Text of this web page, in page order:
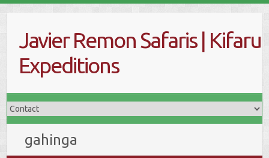
Javier Remon Safaris | Kifaru
Expeditions
gahinga